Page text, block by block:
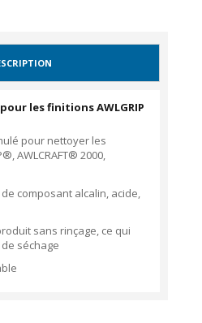
les finitions AWLGRIP
pour nettoyer les
AWLCRAFT® 2000,
composant alcalin, acide,
sans rinçage, ce qui
séchage